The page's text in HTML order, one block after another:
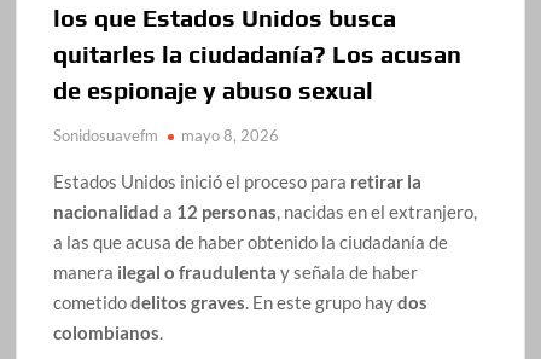
los que Estados Unidos busca
quitarles la ciudadanía? Los acusan
de espionaje y abuso sexual
Sonidosuavefm mayo 8, 2026
Estados Unidos inició el proceso para retirar la
nacionalidad a 12 personas, nacidas en el extranjero,
a las que acusa de haber obtenido la ciudadanía de
manera ilegal o fraudulenta y señala de haber
cometidodelitos graves. En este grupo haydos
colombianos.